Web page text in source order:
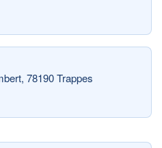
78190 Trappes